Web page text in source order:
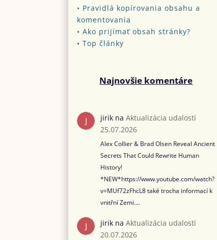
• Pravidlá kopírovania obsahu a
komentovania
•Ako prijímať obsah stránky?
•Top články
Najnovšie komentáre
jirikna Aktualizácia udalostí
25.07.2026
Alex Collier & Brad Olsen Reveal Ancient
Secrets That Could Rewrite Human
History!
*NEW*https://www.youtube.com/watch?
v=MUf72zFhcL8 také trocha informací k
vnitřní Zemi....
jirikna Aktualizácia udalostí
20.07.2026